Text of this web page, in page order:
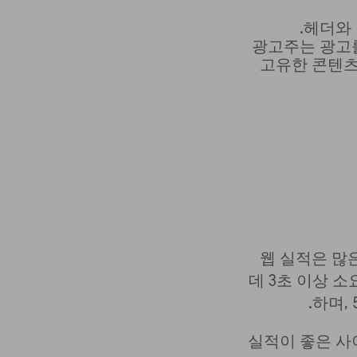
헤더와
광고주는 광
고유한 콘텐
웹 실적은 많
데 3초 이상 소
하며,
실적이 좋은